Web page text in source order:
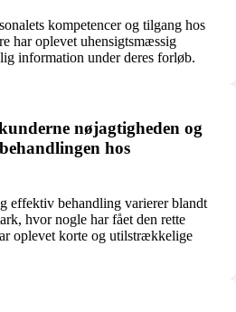
kompetencer og tilgang hos
har oplevet uhensigtsmæssig
information under deres forløb.
nøjagtigheden og
hos
effektiv behandling varierer blandt
hvor nogle har fået den rette
oplevet korte og utilstrækkelige